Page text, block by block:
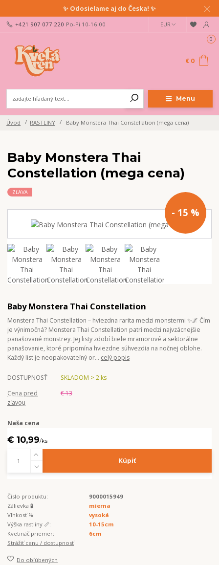
✨ Odosielame aj do Česka! ✨
Menu
EUR
+421 907 077 220 Po-Pi 10-16:00
0
€ 0
Úvod RASTLINY Baby Monstera Thai Constellation (mega cena)
Baby Monstera Thai
Constellation (mega cena)
ZĽAVA
- 15 %
Baby Monstera Thai Constellation
Monstera Thai Constellation – hviezdna rarita medzi monstermi ✨🌌 Čím
je výnimočná? Monstera Thai Constellation patrí medzi najvzácnejšie
panašované monstrey. Jej listy zdobí biele mramorové a sektorálne
panašovanie, ktoré pripomína hviezdne súhvezdia na nočnej oblohe.
Každý list je neopakovateľný or... celý popis
DOSTUPNOSŤ
SKLADOM > 2 ks
Cena pred
zľavou
€ 13
Naša cena
€ 10,99/ks
Kúpiť
Číslo produktu:
9000015949
Zálievka 🧪:
mierna
Vlhkosť %:
vysoká
Výška rastliny 📏:
10-15cm
Kvetináč priemer:
6cm
Strážiť cenu / dostupnosť
Do obľúbených